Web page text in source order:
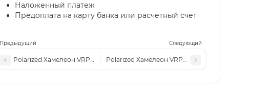
Предыдущий Следующий
Polarized Хамелеон VRPX 018 золото/розовыеPolarized Хамелеон VRPX 018 светлая сталь/
Наложенный платеж
Предоплата на карту банка или расчетный счет